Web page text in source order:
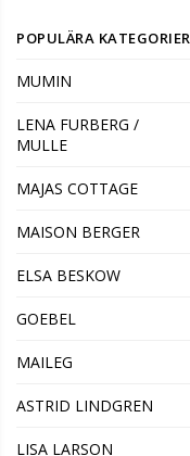
POPULÄRA KATEGORIER
MUMIN
LENA FURBERG /
MULLE
MAJAS COTTAGE
MAISON BERGER
ELSA BESKOW
GOEBEL
MAILEG
ASTRID LINDGREN
LISA LARSON